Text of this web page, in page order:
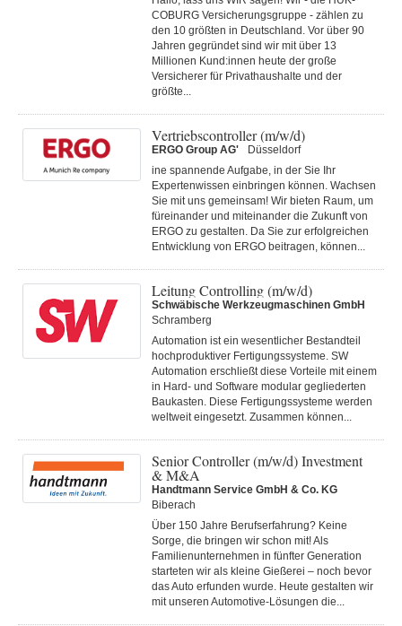
COBURG Versicherungsgruppe - zählen zu
den 10 größten in Deutschland. Vor über 90
Jahren gegründet sind wir mit über 13
Millionen Kund:innen heute der große
Versicherer für Privathaushalte und der
größte...
Vertriebscontroller (m/w/d)
ERGO Group AG'
Düsseldorf
ine spannende Aufgabe, in der Sie Ihr
Expertenwissen einbringen können. Wachsen
Sie mit uns gemeinsam! Wir bieten Raum, um
füreinander und miteinander die Zukunft von
ERGO zu gestalten. Da Sie zur erfolgreichen
Entwicklung von ERGO beitragen, können...
Leitung Controlling (m/w/d)
Schwäbische Werkzeugmaschinen GmbH
Schramberg
Automation ist ein wesentlicher Bestandteil
hochproduktiver Fertigungssysteme. SW
Automation erschließt diese Vorteile mit einem
in Hard- und Software modular gegliederten
Baukasten. Diese Fertigungs­systeme werden
weltweit eingesetzt. Zusammen können...
Senior Controller (m/w/d) Investment
& M&A
Handtmann Service GmbH & Co. KG
Biberach
Über 150 Jahre Berufserfahrung? Keine
Sorge, die bringen wir schon mit! Als
Familienunternehmen in fünfter Generation
starteten wir als kleine Gießerei – noch bevor
das Auto erfunden wurde. Heute gestalten wir
mit unseren Automotive-Lösungen die...